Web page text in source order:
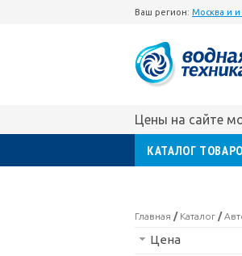
Ваш регион: Москва и и
Цены на сайте
КАТАЛОГ
Главная / Каталог /
Цена